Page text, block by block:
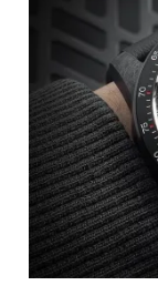
opět
představil
limitovanou
edici
hodinek
pro
Rallye
Dakar:
PRIM
Dakar
2025